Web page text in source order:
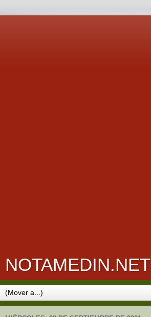
NOTAMEDIN.NET